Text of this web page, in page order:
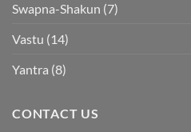
Swapna-Shakun (7)
Vastu (14)
Yantra (8)
CONTACT US